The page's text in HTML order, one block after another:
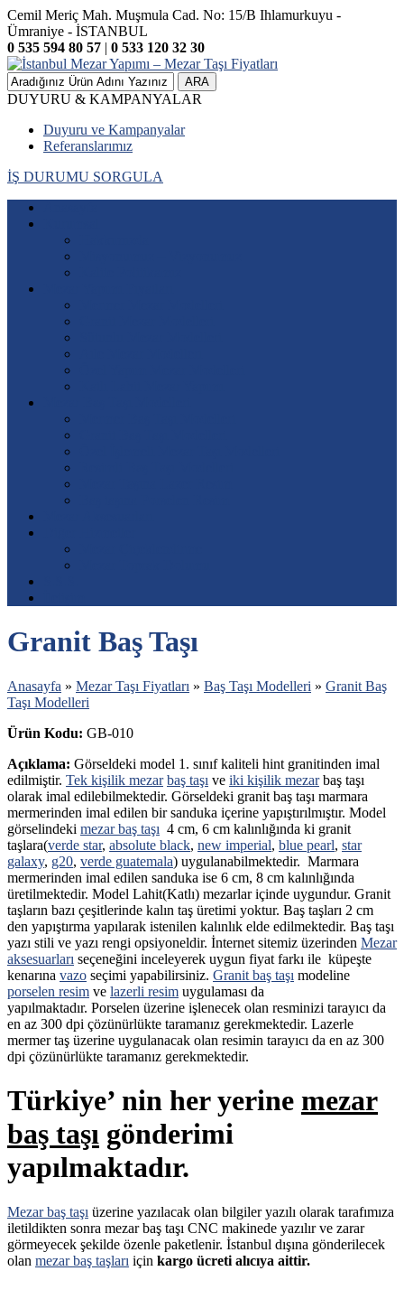
Cemil Meriç Mah. Muşmula Cad. No: 15/B Ihlamurkuyu -
Ümraniye - İSTANBUL
0 535 594 80 57 | 0 533 120 32 30
ARA
DUYURU & KAMPANYALAR
Duyuru ve Kampanyalar
Referanslarımız
İŞ DURUMU SORGULA
Granit Baş Taşı
Anasayfa » Mezar Taşı Fiyatları » Baş Taşı Modelleri » Granit Baş
Taşı Modelleri
Ürün Kodu: GB-010
Açıklama: Görseldeki model 1. sınıf kaliteli hint granitinden imal
edilmiştir. Tek kişilik mezar baş taşı ve iki kişilik mezarbaş taşı
olarak imal edilebilmektedir. Görseldeki granit baş taşı marmara
mermerinden imal edilen bir sanduka içerine yapıştırılmıştır. Model
görselindeki mezar baş taşı 4 cm, 6 cm kalınlığında ki granit
taşlara(verde star, absolute black, new imperial, blue pearl, star
galaxy, g20, verde guatemala) uygulanabilmektedir. Marmara
mermerinden imal edilen sanduka ise 6 cm, 8 cm kalınlığında
üretilmektedir. Model Lahit(Katlı) mezarlar içinde uygundur. Granit
taşların bazı çeşitlerinde kalın taş üretimi yoktur. Baş taşları 2 cm
den yapıştırma yapılarak istenilen kalınlık elde edilmektedir. Baş taşı
yazı stili ve yazı rengi opsiyoneldir. İnternet sitemiz üzerinden Mezar
aksesuarları seçeneğini inceleyerek uygun fiyat farkı ile küpeşte
kenarına vazo seçimi yapabilirsiniz. Granit baş taşı modeline
porselen resim ve lazerli resim uygulaması da
yapılmaktadır. Porselen üzerine işlenecek olan resminizi tarayıcı da
en az 300 dpi çözünürlükte taramanız gerekmektedir. Lazerle
mermer taş üzerine uygulanacak olan resimin tarayıcı da en az 300
dpi çözünürlükte taramanız gerekmektedir.
Türkiye’ nin her yerine mezar
baş taşı gönderimi
yapılmaktadır.
Mezar baş taşı üzerine yazılacak olan bilgiler yazılı olarak tarafımıza
iletildikten sonra mezar baş taşı CNC makinede yazılır ve zarar
görmeyecek şekilde özenle paketlenir. İstanbul dışına gönderilecek
olan mezar baş taşları için kargo ücreti alıcıya aittir.